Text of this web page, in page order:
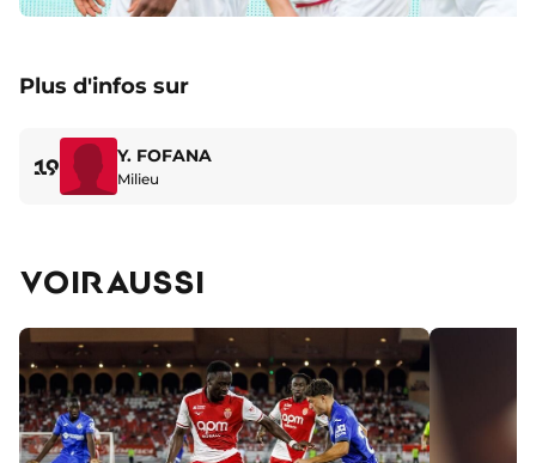
Plus d'infos sur
19 Y. FOFANA
Milieu
VOIR AUSSI